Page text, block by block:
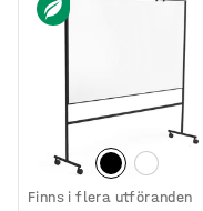
Finns i flera utföranden